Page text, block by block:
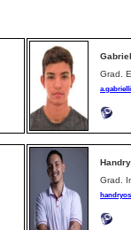
Grad.
Grad.